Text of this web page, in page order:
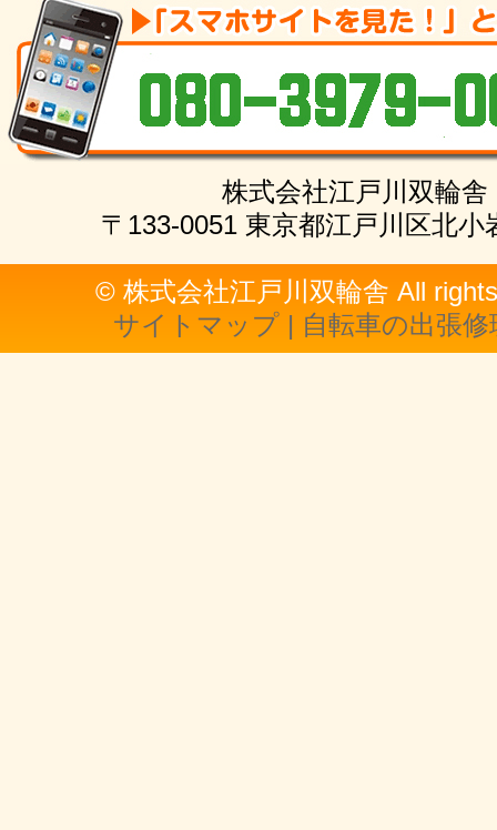
株式会社江戸川双輪舎
〒133-0051 東京都江戸川区北小
© 株式会社江戸川双輪舎 All
サイトマップ | 自転車の出張修